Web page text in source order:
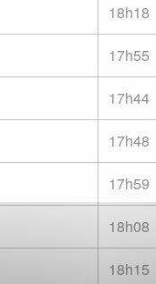
18h18
17h55
17h44
17h48
17h59
18h08
18h15